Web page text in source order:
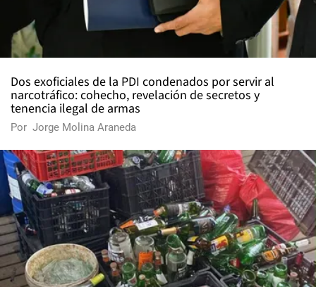
Dos exoficiales de la PDI condenados por servir al
narcotráfico: cohecho, revelación de secretos y
tenencia ilegal de armas
Por Jorge Molina Araneda